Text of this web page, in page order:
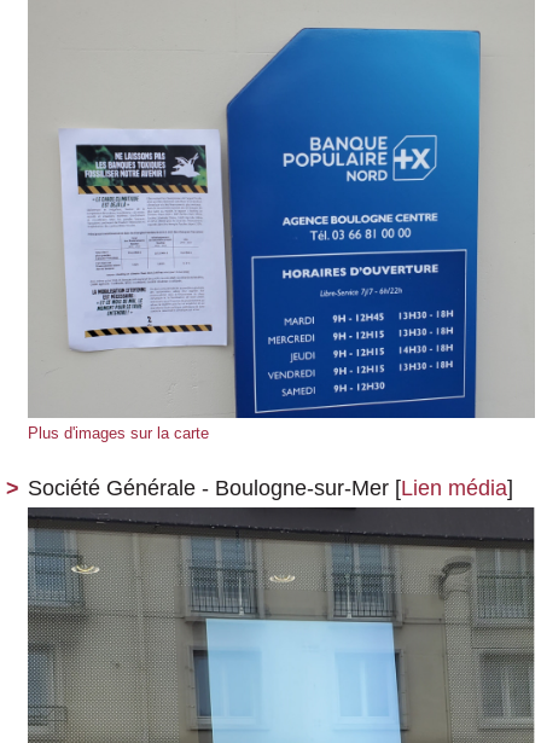
Plus d'images sur la carte
Société Générale - Boulogne-sur-Mer [Lien média]